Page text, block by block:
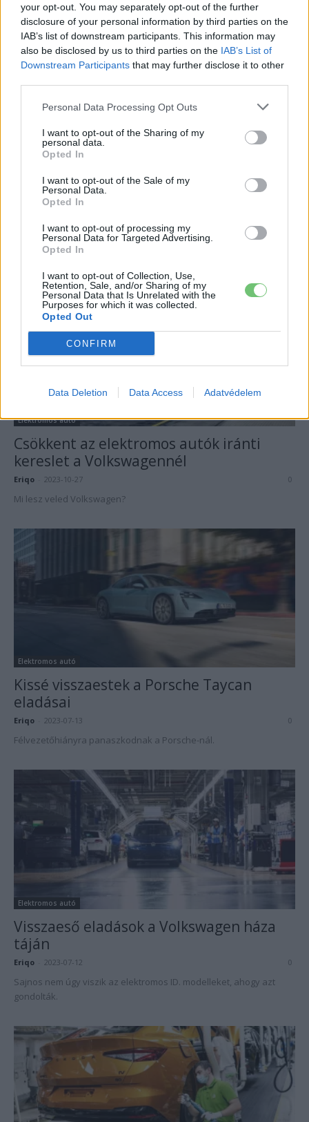
your opt-out. You may separately opt-out of the further
disclosure of your personal information by third parties on the
IAB’s list of downstream participants. This information may
also be disclosed by us to third parties on the IAB’s List of
Downstream Participants that may further disclose it to other
Personal Data Processing Opt Outs
I want to opt-out of the Sharing of my
personal data.
Opted In
I want to opt-out of the Sale of my
Personal Data.
Opted In
I want to opt-out of processing my
Personal Data for Targeted Advertising.
Opted In
I want to opt-out of Collection, Use,
Retention, Sale, and/or Sharing of my
Personal Data that Is Unrelated with the
Purposes for which it was collected.
Opted Out
CONFIRM
Data Deletion Data Access Adatvédelem
Így alakult a márciusi elektromos autók
eladása Európában
2024-05-15
A tavalyi évhez képest azonban 8 százalékkal csökkent az
elektromos autók eladása Európában.
Elektromos autó
Csökkent az elektromos autók iránti
kereslet a Volkswagennél
Eriqo 2023-10-27 0
Mi lesz veled Volkswagen?
Elektromos autó
Kissé visszaestek a Porsche Taycan
eladásai
Eriqo 2023-07-13 0
Félvezetőhiányra panaszkodnak a Porsche-nál.
Elektromos autó
Visszaeső eladások a Volkswagen háza
táján
Eriqo 2023-07-12 0
Sajnos nem úgy viszik az elektromos ID. modelleket, ahogy azt
gondolták.